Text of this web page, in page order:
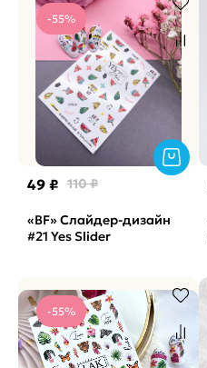
-55%
49 ₽ 110 ₽
«BF» Слайдер-дизайн
#21 Yes Slider
-55%